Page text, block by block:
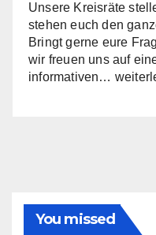
Unsere Kreisräte
stehen euch den
Bringt gerne eure
wir freuen uns auf
informativen…
You missed